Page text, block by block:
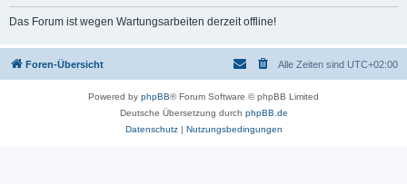
Das Forum ist wegen Wartungsarbeiten derzeit offline!
Foren-Übersicht Alle Zeiten sind UTC+02:00
Powered by phpBB® Forum Software © phpBB Limited
Deutsche Übersetzung durch phpBB.de
Datenschutz| Nutzungsbedingungen